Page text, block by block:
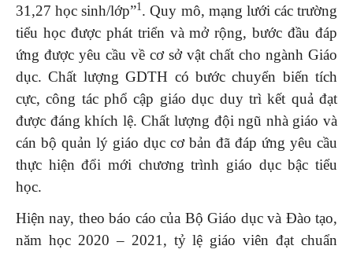
31,27 học sinh/lớp”1. Quy mô, mạng lưới các trường
tiểu học được phát triển và mở rộng, bước đầu đáp
ứng được yêu cầu về cơ sở vật chất cho ngành Giáo
dục. Chất lượng GDTH có bước chuyển biến tích
cực, công tác phổ cập giáo dục duy trì kết quả đạt
được đáng khích lệ. Chất lượng đội ngũ nhà giáo và
cán bộ quản lý giáo dục cơ bản đã đáp ứng yêu cầu
thực hiện đổi mới chương trình giáo dục bậc tiểu
học.
Hiện nay, theo báo cáo của Bộ Giáo dục và Đào tạo,
năm học 2020 – 2021, tỷ lệ giáo viên đạt chuẩn